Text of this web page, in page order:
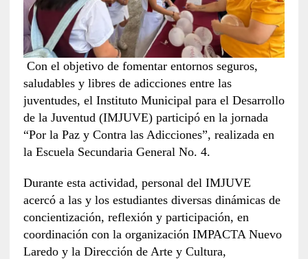
Con el objetivo de fomentar entornos seguros,
saludables y libres de adicciones entre las
juventudes, el Instituto Municipal para el Desarrollo
de la Juventud (IMJUVE) participó en la jornada
“Por la Paz y Contra las Adicciones”, realizada en
la Escuela Secundaria General No. 4.
Durante esta actividad, personal del IMJUVE
acercó a las y los estudiantes diversas dinámicas de
concientización, reflexión y participación, en
coordinación con la organización IMPACTA Nuevo
Laredo y la Dirección de Arte y Cultura,